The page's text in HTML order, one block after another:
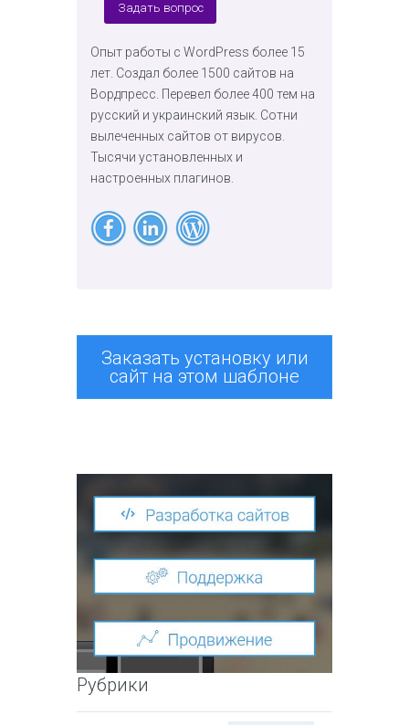
Задать вопрос
Опыт работы с WordPress более 15
лет. Создал более 1500 сайтов на
Вордпресс. Перевел более 400 тем на
русский и украинский язык. Сотни
вылеченных сайтов от вирусов.
Тысячи установленных и
настроенных плагинов.
Заказать установку или
сайт на этом шаблоне
Рубрики